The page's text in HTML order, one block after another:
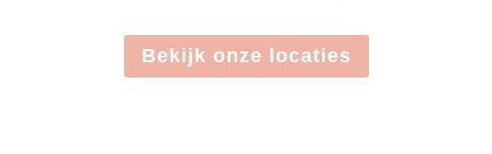
Bekijk onze locaties